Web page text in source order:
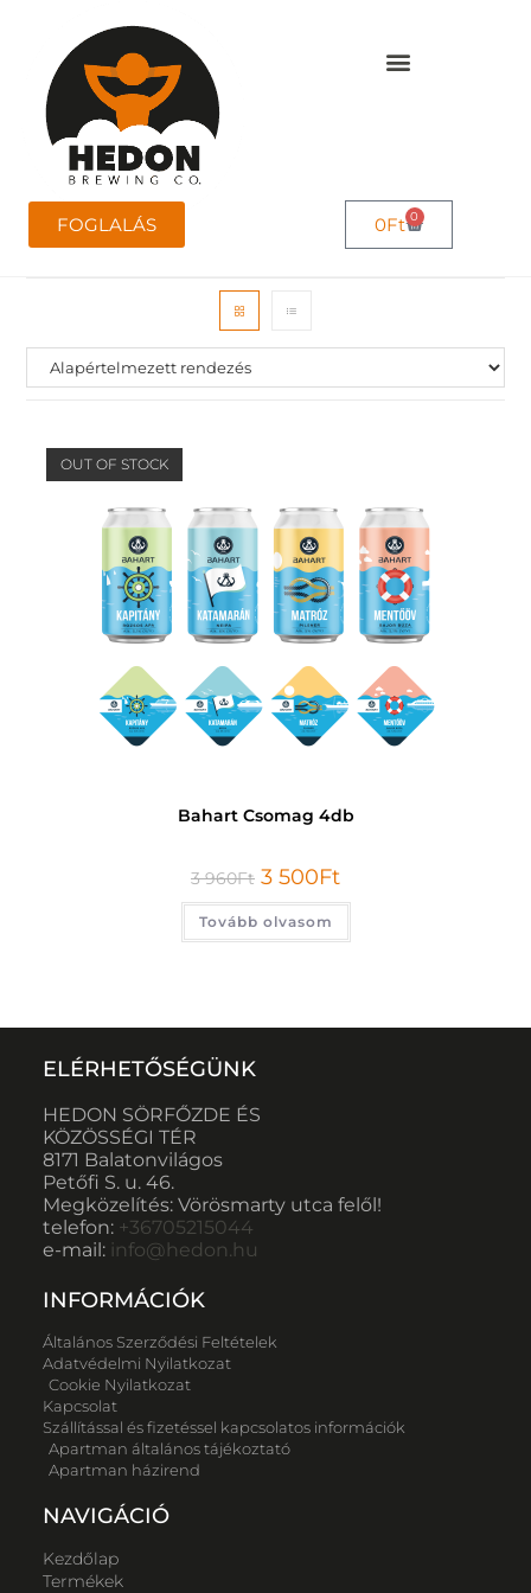
FOGLALÁS 0Ft 0
OUT OF STOCK
Bahart Csomag 4db
3 960Ft 3 500Ft
Tovább olvasom
ELÉRHETŐSÉGÜNK
HEDON SÖRFŐZDE ÉS
KÖZÖSSÉGI TÉR
8171 Balatonvilágos
Petőfi S. u. 46.
Megközelítés: Vörösmarty utca felől!
telefon: +36705215044
e-mail: info@hedon.hu
INFORMÁCIÓK
Általános Szerződési Feltételek
Adatvédelmi Nyilatkozat
Cookie Nyilatkozat
Kapcsolat
Szállítással és fizetéssel kapcsolatos információk
Apartman általános tájékoztató
Apartman házirend
NAVIGÁCIÓ
Kezdőlap
Termékek